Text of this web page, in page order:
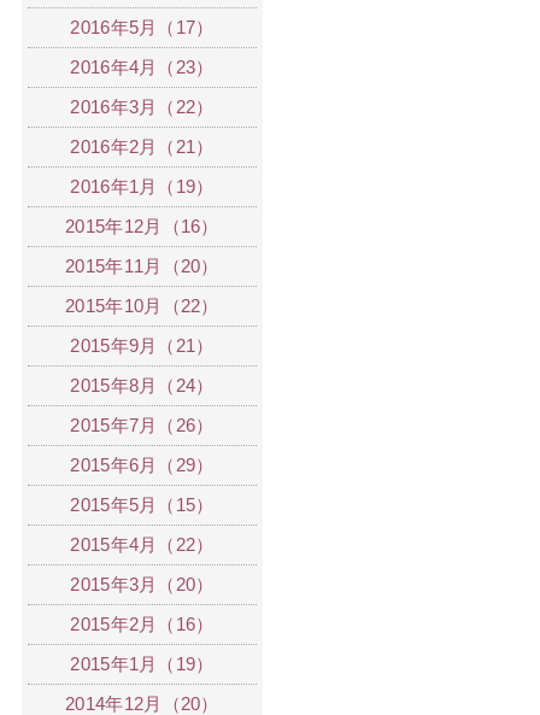
2016年5月（17）
2016年4月（23）
2016年3月（22）
2016年2月（21）
2016年1月（19）
2015年12月（16）
2015年11月（20）
2015年10月（22）
2015年9月（21）
2015年8月（24）
2015年7月（26）
2015年6月（29）
2015年5月（15）
2015年4月（22）
2015年3月（20）
2015年2月（16）
2015年1月（19）
2014年12月（20）